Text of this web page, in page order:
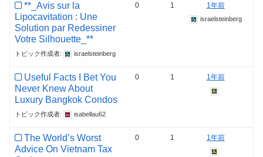
**_Avis sur la
Lipocavitation : Une
Solution par Redessiner
Votre Silhouette_**
トピック作成者: israelsteinberg
0 1 1年前
israelsteinberg
Useful Facts I Bet You
Never Knew About
Luxury Bangkok Condos
トピック作成者: isabellau62
0 1 1年前
The World’s Worst
Advice On Vietnam Tax
0 1 1年前